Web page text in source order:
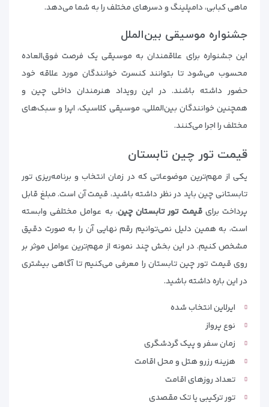
ماهی کبابی، دامپلینگ و دسرهای مختلف را به شما می‌دهد.
جشنواره موسیقی بین‌الملل
این جشنواره برای علاقمندان به موسیقی یک فرصت فوق‌العاده
محسوب می‌شود تا بتوانند کنسرت خوانندگان مورد علاقه خود
حضور داشته باشند. در این رویداد هنرمندان داخلی چین و
همچنین خوانندگان بین‌المللی، موسیقی کلاسیک، اپرا و سبک‌های
مختلف را اجرا می‌کنند.
قیمت تور چین تابستان
یکی از مهم‌ترین موضوعاتی که در زمان انتخاب و برنامه‌ریزی تور
تابستانی چین باید در نظر داشته باشید، قیمت آن است. مبلغ قابل
پرداخت برایقیمت تور تابستان چین، به عوامل مختلفی وابسته
است، به همین دلیل نمی‌توانیم رقم نهایی آن را به صورت دقیق
مشخص کنیم. در این بخش چند نمونه از مهم‌ترین عوامل موثر بر
روی قیمت تور چین تابستان را معرفی می‌کنیم تا آگاهی بیشتری
در این باره داشته باشید.
ایرلاین انتخاب شده
نوع پرواز
زمان سفر و پیک گردشگری
هزینه رزرو هتل و محل اقامت
تعداد روزهای اقامت
تور ترکیبی یا تک مقصدی